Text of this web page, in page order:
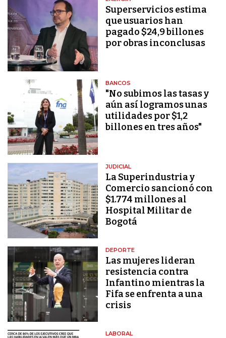
Superservicios estima
que usuarios han
pagado $24,9 billones
por obras inconclusas
BANCOS
"No subimos las tasas y
aún así logramos unas
utilidades por $1,2
billones en tres años"
JUDICIAL
La Superindustria y
Comercio sancionó con
$1.774 millones al
Hospital Militar de
Bogotá
DEPORTE
Las mujeres lideran
resistencia contra
Infantino mientras la
Fifa se enfrenta a una
crisis
LABORAL